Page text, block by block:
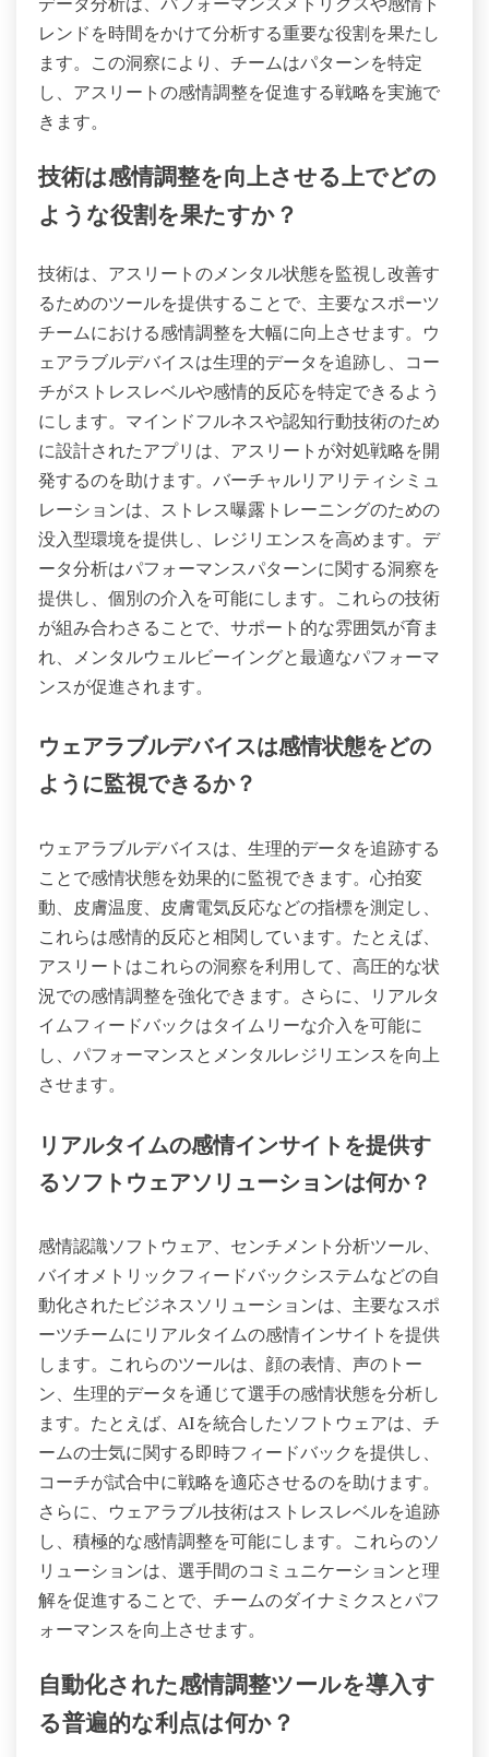
レンドを時間をかけて分析する重要な役割を果たし
ます。この洞察により、チームはパターンを特定
し、アスリートの感情調整を促進する戦略を実施で
きます。
技術は感情調整を向上させる上でどの
ような役割を果たすか？
技術は、アスリートのメンタル状態を監視し改善す
るためのツールを提供することで、主要なスポーツ
チームにおける感情調整を大幅に向上させます。ウ
ェアラブルデバイスは生理的データを追跡し、コー
チがストレスレベルや感情的反応を特定できるよう
にします。マインドフルネスや認知行動技術のため
に設計されたアプリは、アスリートが対処戦略を開
発するのを助けます。バーチャルリアリティシミュ
レーションは、ストレス曝露トレーニングのための
没入型環境を提供し、レジリエンスを高めます。デ
ータ分析はパフォーマンスパターンに関する洞察を
提供し、個別の介入を可能にします。これらの技術
が組み合わさることで、サポート的な雰囲気が育ま
れ、メンタルウェルビーイングと最適なパフォーマ
ンスが促進されます。
ウェアラブルデバイスは感情状態をどの
ように監視できるか？
ウェアラブルデバイスは、生理的データを追跡する
ことで感情状態を効果的に監視できます。心拍変
動、皮膚温度、皮膚電気反応などの指標を測定し、
これらは感情的反応と相関しています。たとえば、
アスリートはこれらの洞察を利用して、高圧的な状
況での感情調整を強化できます。さらに、リアルタ
イムフィードバックはタイムリーな介入を可能に
し、パフォーマンスとメンタルレジリエンスを向上
させます。
リアルタイムの感情インサイトを提供す
るソフトウェアソリューションは何か？
感情認識ソフトウェア、センチメント分析ツール、
バイオメトリックフィードバックシステムなどの自
動化されたビジネスソリューションは、主要なスポ
ーツチームにリアルタイムの感情インサイトを提供
します。これらのツールは、顔の表情、声のトー
ン、生理的データを通じて選手の感情状態を分析し
ます。たとえば、AIを統合したソフトウェアは、チ
ームの士気に関する即時フィードバックを提供し、
コーチが試合中に戦略を適応させるのを助けます。
さらに、ウェアラブル技術はストレスレベルを追跡
し、積極的な感情調整を可能にします。これらのソ
リューションは、選手間のコミュニケーションと理
解を促進することで、チームのダイナミクスとパフ
ォーマンスを向上させます。
自動化された感情調整ツールを導入す
る普遍的な利点は何か？